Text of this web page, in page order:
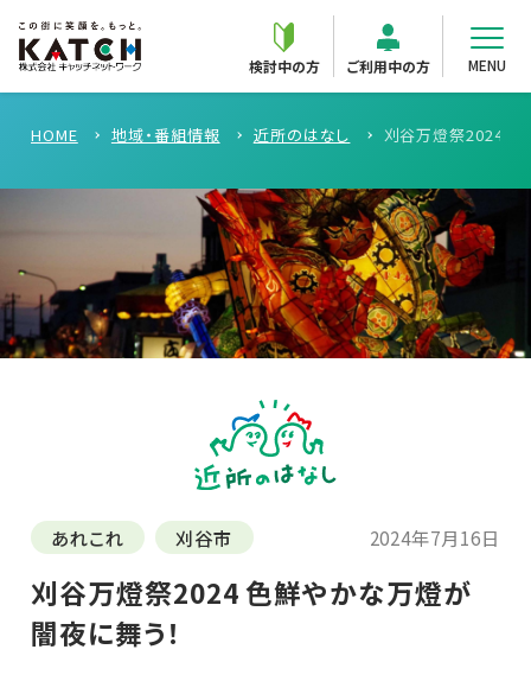
検討中の方 ご利用中の方 MENU
HOME 地域・番組情報 近所のはなし 刈谷万燈祭2024 色
あれこれ 刈谷市 2024年7月16日
刈谷万燈祭2024 色鮮やかな万燈が
闇夜に舞う！